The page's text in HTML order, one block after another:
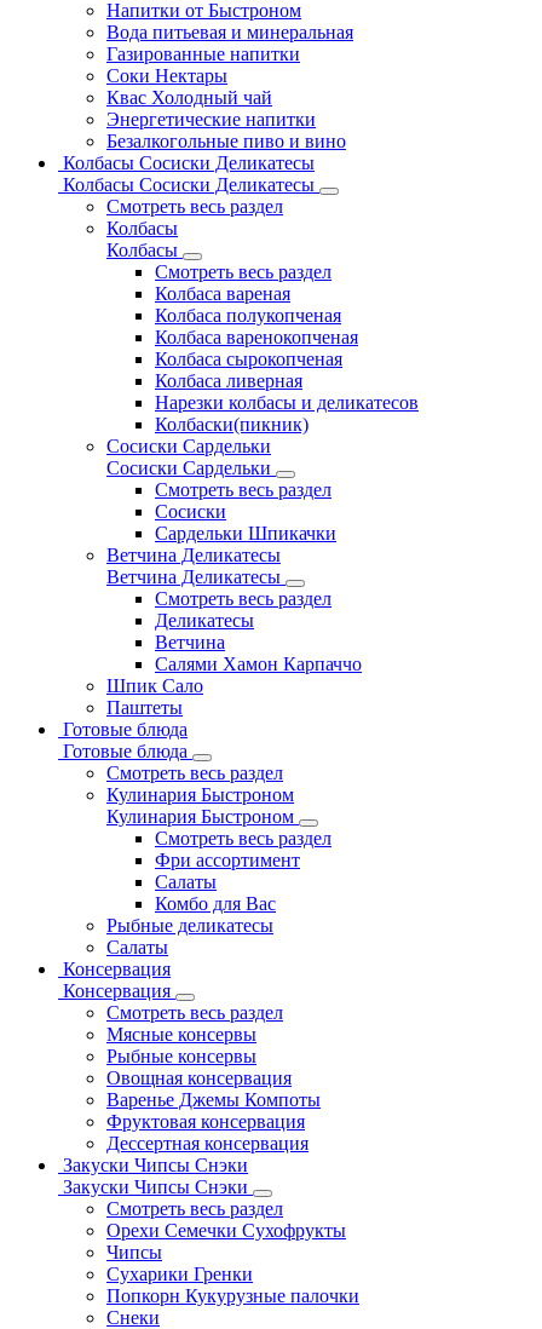
Напитки от Быстроном
Вода питьевая и минеральная
Газированные напитки
Соки Нектары
Квас Холодный чай
Энергетические напитки
Безалкогольные пиво и вино
Колбасы Сосиски Деликатесы
Колбасы Сосиски Деликатесы
Смотреть весь раздел
Колбасы
Колбасы
Смотреть весь раздел
Колбаса вареная
Колбаса полукопченая
Колбаса варенокопченая
Колбаса сырокопченая
Колбаса ливерная
Нарезки колбасы и деликатесов
Колбаски(пикник)
Сосиски Сардельки
Сосиски Сардельки
Смотреть весь раздел
Сосиски
Сардельки Шпикачки
Ветчина Деликатесы
Ветчина Деликатесы
Смотреть весь раздел
Деликатесы
Ветчина
Салями Хамон Карпаччо
Шпик Сало
Паштеты
Готовые блюда
Готовые блюда
Смотреть весь раздел
Кулинария Быстроном
Кулинария Быстроном
Смотреть весь раздел
Фри ассортимент
Салаты
Комбо для Вас
Рыбные деликатесы
Салаты
Консервация
Консервация
Смотреть весь раздел
Мясные консервы
Рыбные консервы
Овощная консервация
Варенье Джемы Компоты
Фруктовая консервация
Дессертная консервация
Закуски Чипсы Снэки
Закуски Чипсы Снэки
Смотреть весь раздел
Орехи Семечки Сухофрукты
Чипсы
Сухарики Гренки
Попкорн Кукурузные палочки
Снеки